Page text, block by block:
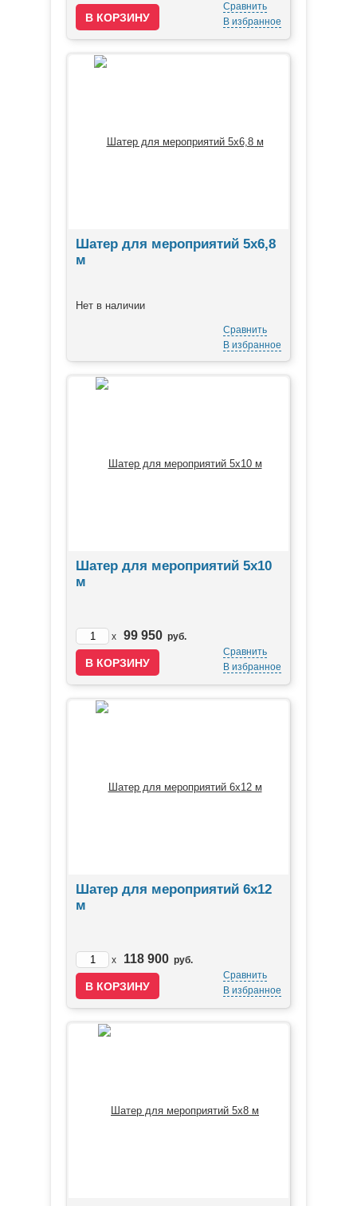
Сравнить
В избранное
Шатер для мероприятий 5х6,8
м
Нет в наличии
Сравнить
В избранное
Шатер для мероприятий 5х10
м
x 99 950 руб.
Сравнить
В избранное
Шатер для мероприятий 6х12
м
x 118 900 руб.
Сравнить
В избранное